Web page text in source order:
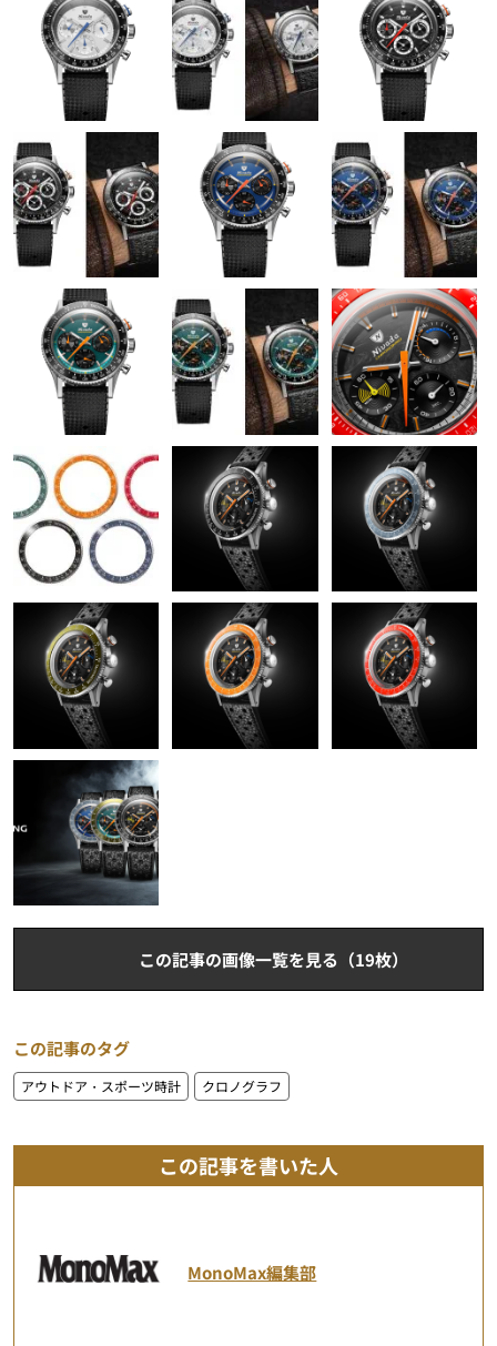
この記事の画像一覧を見る（19枚）
この記事のタグ
アウトドア・スポーツ時計 クロノグラフ
この記事を書いた人
MonoMax編集部